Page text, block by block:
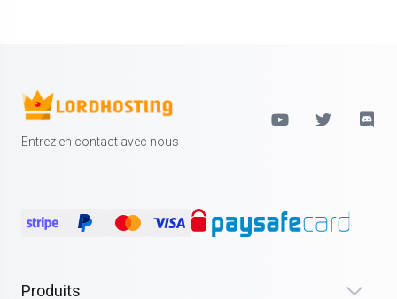
Entrez en contact avec nous !
Produits